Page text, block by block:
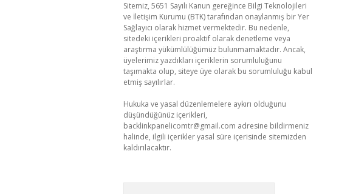
Sitemiz, 5651 Sayılı Kanun gereğince Bilgi Teknolojileri
ve İletişim Kurumu (BTK) tarafından onaylanmış bir Yer
Sağlayıcı olarak hizmet vermektedir. Bu nedenle,
sitedeki içerikleri proaktif olarak denetleme veya
araştırma yükümlülüğümüz bulunmamaktadır. Ancak,
üyelerimiz yazdıkları içeriklerin sorumluluğunu
taşımakta olup, siteye üye olarak bu sorumluluğu kabul
etmiş sayılırlar.
Hukuka ve yasal düzenlemelere aykırı olduğunu
düşündüğünüz içerikleri,
backlinkpanelicomtr@gmail.com adresine bildirmeniz
halinde, ilgili içerikler yasal süre içerisinde sitemizden
kaldırılacaktır.